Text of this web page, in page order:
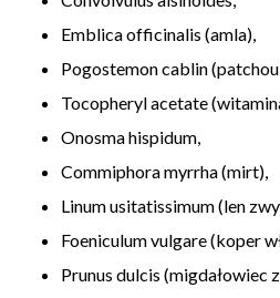
Emblica officinalis (amla),
Pogostemon cablin
Tocopheryl acetate
Onosma hispidum,
Commiphora myrrha (mirt),
Linum usitatissimum (len
Foeniculum vulgare (koper
Prunus dulcis (migdałowiec